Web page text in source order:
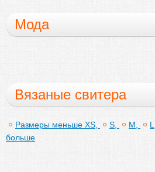
Мода
Вязаные свитера
Размеры меньше XS, S, M, L,
больше